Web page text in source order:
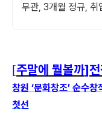
무관, 3개월 정규, 취
[주말에 뭘볼까]
창원 ‘문화창조’ 순수창
첫선